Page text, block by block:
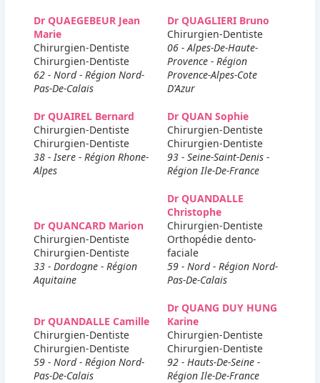
Dr QUAEGEBEUR Jean
Marie
Chirurgien-Dentiste
Chirurgien-Dentiste
62 - Nord - Région Nord-
Pas-De-Calais
Dr QUAGLIERI Bruno
Chirurgien-Dentiste
06 - Alpes-De-Haute-
Provence - Région
Provence-Alpes-Cote
D'Azur
Dr QUAIREL Bernard
Chirurgien-Dentiste
Chirurgien-Dentiste
38 - Isere - Région Rhone-
Alpes
Dr QUAN Sophie
Chirurgien-Dentiste
Chirurgien-Dentiste
93 - Seine-Saint-Denis -
Région Ile-De-France
Dr QUANCARD Marion
Chirurgien-Dentiste
Chirurgien-Dentiste
33 - Dordogne - Région
Aquitaine
Dr QUANDALLE
Christophe
Chirurgien-Dentiste
Orthopédie dento-
faciale
59 - Nord - Région Nord-
Pas-De-Calais
Dr QUANDALLE Camille
Chirurgien-Dentiste
Chirurgien-Dentiste
59 - Nord - Région Nord-
Pas-De-Calais
Dr QUANG DUY HUNG
Karine
Chirurgien-Dentiste
Chirurgien-Dentiste
92 - Hauts-De-Seine -
Région Ile-De-France